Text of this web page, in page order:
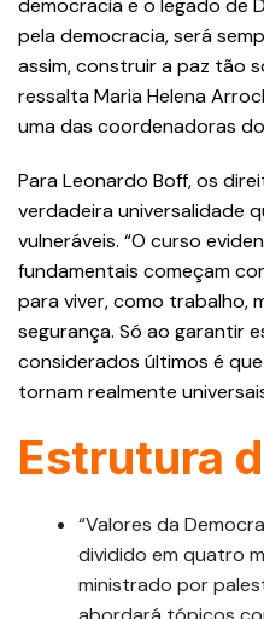
democracia e o legado de
pela democracia, será
assim, construir a paz tão
ressalta Maria Helena
uma das coordenadoras
Para Leonardo Boff, os
verdadeira universalidade
vulneráveis. “O curso
fundamentais começam
para viver, como trabalho,
segurança. Só ao garantir
considerados últimos é
tornam realmente
Estrutura
“Valores da
dividido em quatro
ministrado por